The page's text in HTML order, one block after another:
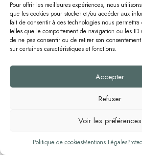
Pour offrir les meilleures expériences, nous
que les cookies pour stocker et/ou accéder aux
fait de consentir à ces technologies nous
telles que le comportement de navigation ou les
de ne pas consentir ou de retirer son
sur certaines caractéristiques et fonctions.
Accepter
Refuser
Voir les préférences
Politique de cookiesMentions Légales